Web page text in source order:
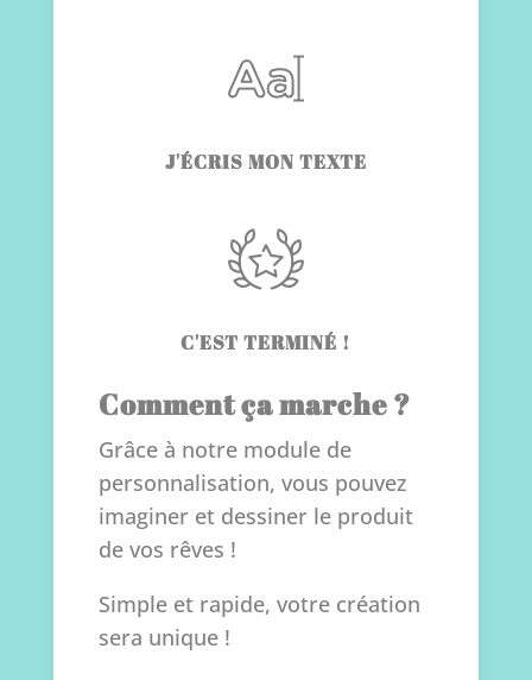
J'ÉCRIS MON TEXTE
C'EST TERMINÉ !
Comment ça marche ?
Grâce à notre module de
personnalisation, vous pouvez
imaginer et dessiner le produit
de vos rêves !
Simple et rapide, votre création
sera unique !